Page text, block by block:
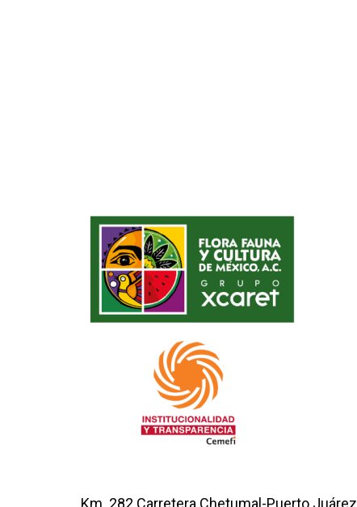
Km. 282 Carretera Chetumal-Puerto Juárez,